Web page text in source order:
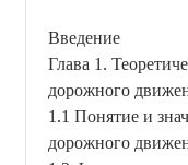
Введение
Глава 1.
дорожного
1.1 Понятие и
дорожного